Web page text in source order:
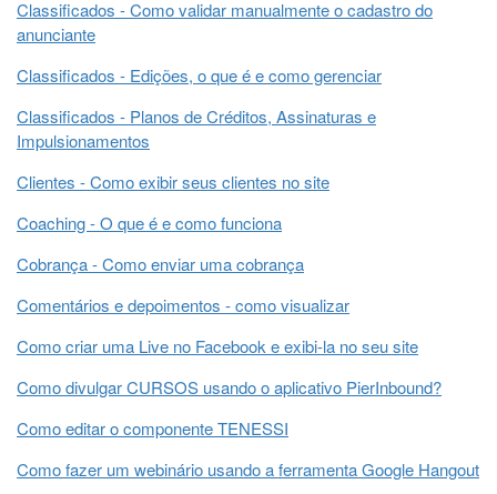
Classificados - Como validar manualmente o cadastro do
anunciante
Classificados - Edições, o que é e como gerenciar
Classificados - Planos de Créditos, Assinaturas e
Impulsionamentos
Clientes - Como exibir seus clientes no site
Coaching - O que é e como funciona
Cobrança - Como enviar uma cobrança
Comentários e depoimentos - como visualizar
Como criar uma Live no Facebook e exibi-la no seu site
Como divulgar CURSOS usando o aplicativo PierInbound?
Como editar o componente TENESSI
Como fazer um webinário usando a ferramenta Google Hangout